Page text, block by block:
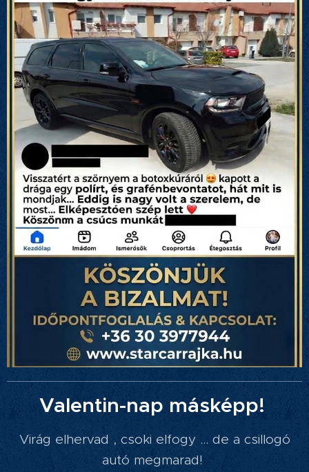
Valentin-nap másképp!
Virág elhervad , csoki elfogy … de a csillogó
autó megmarad!